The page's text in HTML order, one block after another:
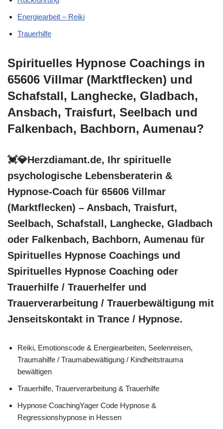
Energiearbeit – Reiki
Trauerhilfe
Spirituelles Hypnose Coachings in
65606 Villmar (Marktflecken) und
Schafstall, Langhecke, Gladbach,
Ansbach, Traisfurt, Seelbach und
Falkenbach, Bachborn, Aumenau?
💓️💎Herzdiamant.de, Ihr spirituelle
psychologische Lebensberaterin &
Hypnose-Coach für 65606 Villmar
(Marktflecken) – Ansbach, Traisfurt,
Seelbach, Schafstall, Langhecke, Gladbach
oder Falkenbach, Bachborn, Aumenau für
Spirituelles Hypnose Coachings und
Spirituelles Hypnose Coaching oder
Trauerhilfe / Trauerhelfer und
Trauerverarbeitung / Trauerbewältigung mit
Jenseitskontakt in Trance / Hypnose.
Reiki, Emotionscode & Energiearbeiten, Seelenreisen,
Traumahilfe / Traumabewältigung / Kindheitstrauma
bewältigen
Trauerhilfe, Trauerverarbeitung & Trauerhilfe
Hypnose CoachingYager Code Hypnose &
Regressionshypnose in Hessen